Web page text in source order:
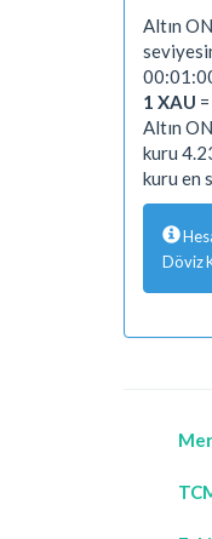
Altın
1 XAU =
Altın
kuru
kuru en
Döviz